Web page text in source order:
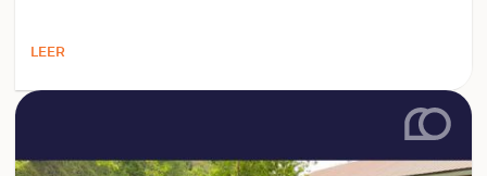
LEER